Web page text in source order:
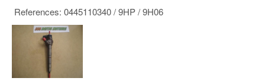
References: 0445110340/ 9HP / 9H06